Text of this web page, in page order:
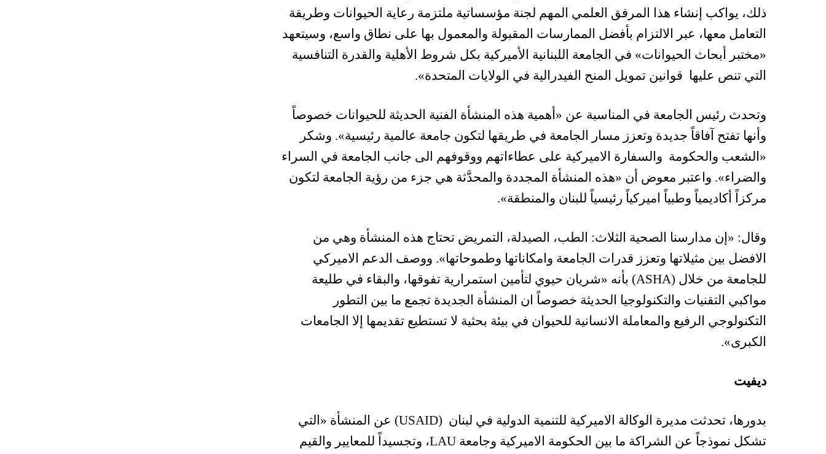
ذلك، يواكب إنشاء هذا المرفق العلمي المهم لجنة مؤسساتية ملتزمة رعاية الحيوانات وطريقة
التعامل معها، عبر الالتزام بأفضل الممارسات المقبولة والمعمول بها على نطاق واسع، وسيتعهد
«مختبر أبحاث الحيوانات» في الجامعة اللبنانية الأميركية بكل شروط الأهلية والقدرة التنافسية
التي تنص عليها قوانين تمويل المنح الفيدرالية في الولايات المتحدة».
وتحدث رئيس الجامعة في المناسبة عن «أهمية هذه المنشأة الفنية الحديثة للحيوانات خصوصاً
وأنها تفتح آفاقاً جديدة وتعزز مسار الجامعة في طريقها لتكون جامعة عالمية رئيسية». وشكر
«الشعب والحكومة والسفارة الاميركية على عطاءاتهم ووقوفهم الى جانب الجامعة في السراء
والضراء». واعتبر معوض أن «هذه المنشأة المجددة والمحدَّثة هي جزء من رؤية الجامعة لتكون
مركزاً أكاديمياً وطبياً اميركياً رئيسياً للبنان والمنطقة».
وقال: «إن مدارسنا الصحية الثلاث: الطب، الصيدلة، التمريض تحتاج هذه المنشأة وهي من
الافضل بين مثيلاتها وتعزز قدرات الجامعة وامكاناتها وطموحاتها». ووصف الدعم الاميركي
للجامعة من خلال (ASHA) بأنه «شريان حيوي لتأمين استمرارية تفوقها، والبقاء في طليعة
مواكبي التقنيات والتكنولوجيا الحديثة خصوصاً ان المنشأة الجديدة تجمع ما بين التطور
التكنولوجي الرفيع والمعاملة الانسانية للحيوان في بيئة بحثية لا تستطيع تقديمها إلا الجامعات
الكبرى».
ديفيت
بدورها، تحدثت مديرة الوكالة الاميركية للتنمية الدولية في لبنان (USAID) عن المنشأة «التي
تشكل نموذجاً عن الشراكة ما بين الحكومة الاميركية وجامعة LAU، وتجسيداً للمعايير والقيم